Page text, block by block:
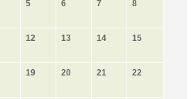
5 6 7 8
12 13 14 15
19 20 21 22